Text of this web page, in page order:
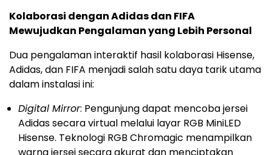
Kolaborasi dengan Adidas dan FIFA
Mewujudkan Pengalaman yang Lebih Personal
Dua pengalaman interaktif hasil kolaborasi Hisense,
Adidas, dan FIFA menjadi salah satu daya tarik utama
dalam instalasi ini:
Digital Mirror: Pengunjung dapat mencoba jersei
Adidas secara virtual melalui layar RGB MiniLED
Hisense. Teknologi RGB Chromagic menampilkan